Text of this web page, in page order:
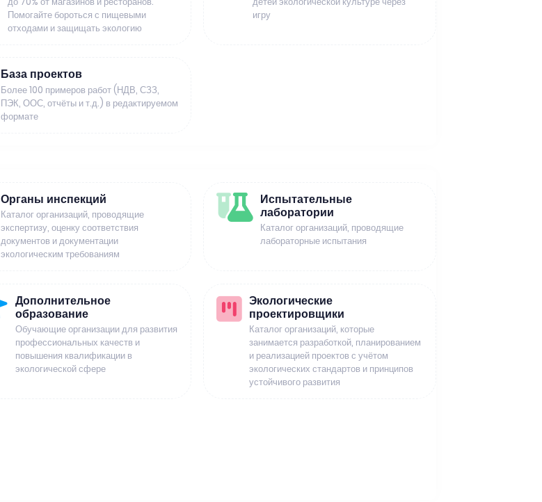
Помогайте бороться с пищевыми
отходами и защищать экологию
игру
База проектов
Более 100 примеров работ (НДВ, СЗЗ,
ПЭК, ООС, отчёты и т.д.) в редактируемом
формате
Органы инспекций
Каталог организаций, проводящие
экспертизу, оценку соответствия
документов и документации
экологическим требованиям
Испытательные
лаборатории
Каталог организаций, проводящие
лабораторные испытания
Дополнительное
образование
Обучающие организации для развития
профессиональных качеств и
повышения квалификации в
экологической сфере
Экологические
проектировщики
Каталог организаций, которые
занимается разработкой, планированием
и реализацией проектов с учётом
экологических стандартов и принципов
устойчивого развития